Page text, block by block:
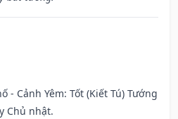
- Cảnh Yêm: Tốt (Kiết Tú) Tướng
Chủ nhật.